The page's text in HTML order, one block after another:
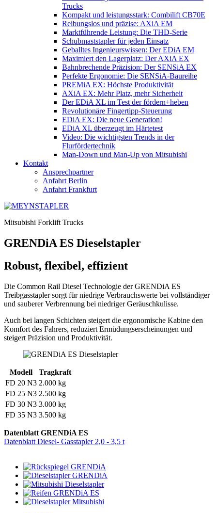
Trucks
Kompakt und leistungsstark: Combilift CB70E
Reibungslos und präzise: AXiA EM
Marktführende Leistung: Die THD-Serie
Schubmaststapler für jeden Einsatz
Geballtes Ingenieurswissen: Der EDiA EM
Maximiert den Lagerplatz: Der AXiA EX
Bahnbrechende Präzision: Der SENSiA EX
Perfekte Ergonomie: Die SENSiA-Baureihe
PREMiA EX: Höchste Produktivität
AXiA EX: Mehr Platz, mehr Sicherheit
Der EDiA XL im Test der fördern+heben
Revolutionäre Fingertipp-Steuerung
EDiA EX: Die neue Generation!
EDiA XL überzeugt im Härtetest
Video: Die wichtigsten Trends in der
Flurfördertechnik
Man-Down und Man-Up von Mitsubishi
Kontakt
Ansprechpartner
Anfahrt Berlin
Anfahrt Frankfurt
Mitsubishi Forklift Trucks
GRENDiA ES Dieselstapler
Robust, flexibel, effizient
Die Common Rail Diesel Technologie der GRENDiA ES
Treibgasstapler sorgt für niedrige Verbrauchswerte bei vollständiger
und sauberer Verbrennung bei niedriger Geräuschkulisse.
Auch bei langen Schichten steigert die ergonomische Kabine den
Komfort des Fahrers, reduziert Ermüdungserscheinungen und
steigert Präzision und Produktivität.
Modell
Tragkraft
FD 20 N3 2.000 kg
FD 25 N3 2.500 kg
FD 30 N3 3.000 kg
FD 35 N3 3.500 kg
Datenblatt GRENDiA ES
Datenblatt Diesel- Gasstapler 2,0 - 3,5 t